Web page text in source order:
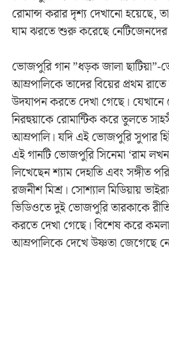
রোমান্স করার দৃশ্য দেখানো হয়েছে,
ঘাম ঝরতে শুরু করেছে
ভোজপুরি গান ”ধড়ক জালা ছাটিয়া”-
আম্রপালিকে তাদের বিয়ের প্রথম রাতে
উদযাপন করতে দেখা গেছে। যেখানে
নিরহুয়াকে রোমান্টিক করে তুলতে
আম্রপালি। যদি এই ভোজপুরি সুপার
এই গানটি ভোজপুরি সিনেমা ‘রাম
লিখেছেন শ্যাম দেহাতি এবং সঙ্গীত
রজনীশ মিশ্র। সোশ্যাল মিডিয়ায়
ভিডিওতে দুই ভোজপুরি তারকাকে
করতে দেখা গেছে। বিশেষ করে
আম্রপালিকে দেখে উষ্ণতা জেগেছে